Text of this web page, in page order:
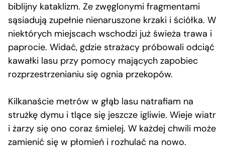
biblijny kataklizm. Ze zwęglonymi fragmentami
sąsiadują zupełnie nienaruszone krzaki i ściółka. W
niektórych miejscach wschodzi już świeża trawa i
paprocie. Widać, gdzie strażacy próbowali odciąć
kawałki lasu przy pomocy mających zapobiec
rozprzestrzenianiu się ognia przekopów.
Kilkanaście metrów w głąb lasu natrafiam na
strużkę dymu i tlące się jeszcze igliwie. Wieje wiatr
i żarzy się ono coraz śmielej. W każdej chwili może
zamienić się w płomień i rozhulać na nowo.